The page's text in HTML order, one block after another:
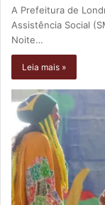
A Prefeitura de
Assistência Social
Noite…
Leia mais »